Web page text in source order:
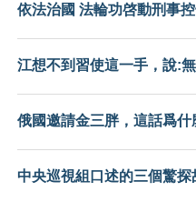
依法治國 法輪功啓動刑事
江想不到習使這一手，說:
俄國邀請金三胖，這話爲什
中央巡視組口述的三個驚探